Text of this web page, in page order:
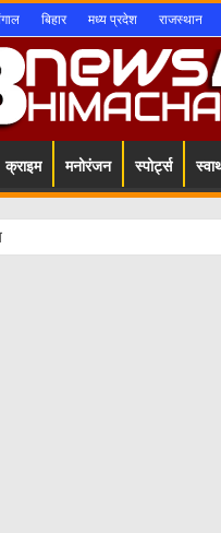
बिहार मध्य प्रदेश राजस्थान
क्राइम मनोरंजन स्पोर्ट्स
रोहित ठाक